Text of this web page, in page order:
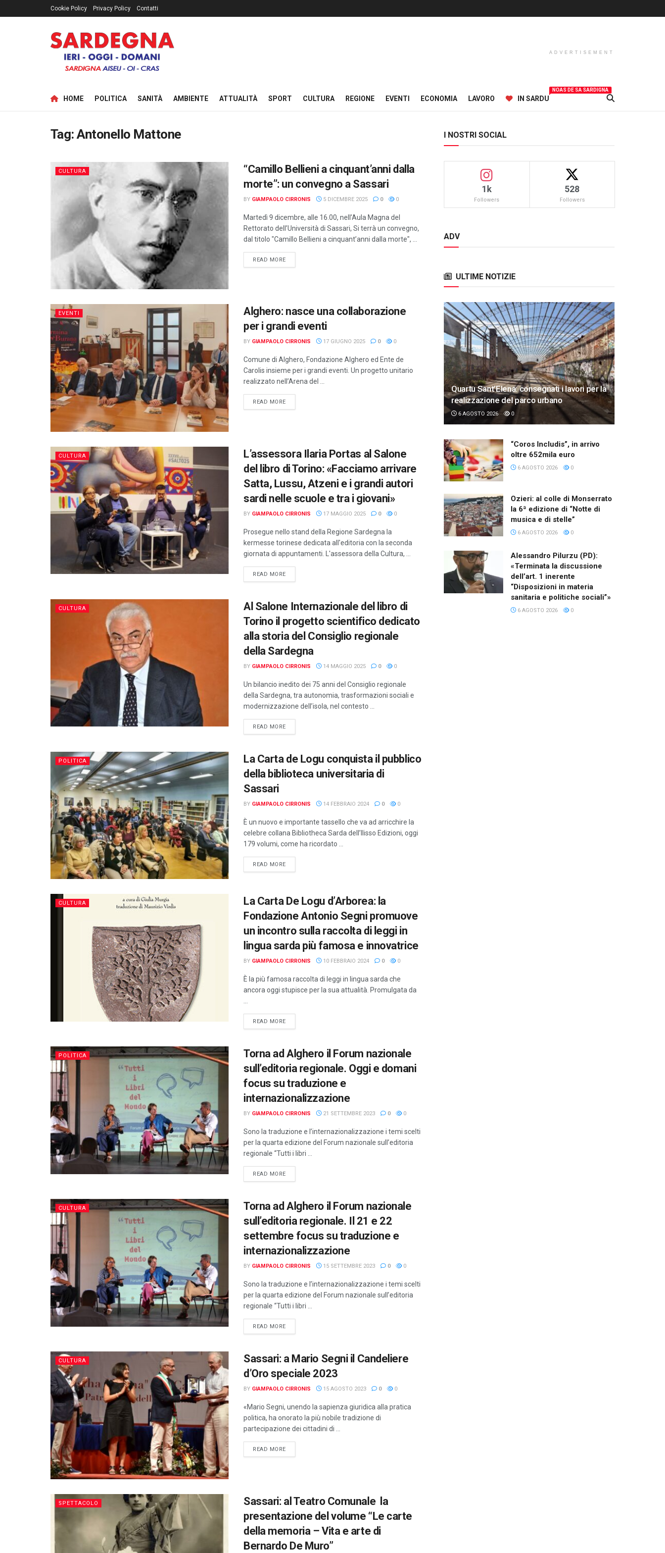
Cookie Policy Privacy Policy Contatti
ADVERTISEMENT
HOME POLITICA SANITÀ AMBIENTE ATTUALITÀ SPORT CULTURA REGIONE EVENTI ECONOMIA LAVORO IN SARDU
NOAS DE SA SARDIGNA
Tag:Antonello Mattone
CULTURA
“Camillo Bellieni a cinquant’anni dalla
morte”: un convegno a Sassari
BY GIAMPAOLO CIRRONIS 5 DICEMBRE 2025 0 0
Martedì 9 dicembre, alle 16.00, nell’Aula Magna del
Rettorato dell’Università di Sassari, Si terrà un convegno,
dal titolo "Camillo Bellieni a cinquant’anni dalla morte", ...
READ MOREDETAILS
EVENTI
Alghero: nasce una collaborazione
per i grandi eventi
BY GIAMPAOLO CIRRONIS 17 GIUGNO 2025 0 0
Comune di Alghero, Fondazione Alghero ed Ente de
Carolis insieme per i grandi eventi. Un progetto unitario
realizzato nell’Arena del ...
READ MOREDETAILS
CULTURA
L’assessora Ilaria Portas al Salone
del libro di Torino: «Facciamo arrivare
Satta, Lussu, Atzeni e i grandi autori
sardi nelle scuole e tra i giovani»
BY GIAMPAOLO CIRRONIS 17 MAGGIO 2025 0 0
Prosegue nello stand della Regione Sardegna la
kermesse torinese dedicata all'editoria con la seconda
giornata di appuntamenti. L'assessora della Cultura, ...
READ MOREDETAILS
CULTURA
Al Salone Internazionale del libro di
Torino il progetto scientifico dedicato
alla storia del Consiglio regionale
della Sardegna
BY GIAMPAOLO CIRRONIS 14 MAGGIO 2025 0 0
Un bilancio inedito dei 75 anni del Consiglio regionale
della Sardegna, tra autonomia, trasformazioni sociali e
modernizzazione dell’isola, nel contesto ...
READ MOREDETAILS
POLITICA
La Carta de Logu conquista il pubblico
della biblioteca universitaria di
Sassari
BY GIAMPAOLO CIRRONIS 14 FEBBRAIO 2024 0 0
È un nuovo e importante tassello che va ad arricchire la
celebre collana Bibliotheca Sarda dell’Ilisso Edizioni, oggi
179 volumi, come ha ricordato ...
READ MOREDETAILS
CULTURA
La Carta De Logu d’Arborea: la
Fondazione Antonio Segni promuove
un incontro sulla raccolta di leggi in
lingua sarda più famosa e innovatrice
BY GIAMPAOLO CIRRONIS 10 FEBBRAIO 2024 0 0
È la più famosa raccolta di leggi in lingua sarda che
ancora oggi stupisce per la sua attualità. Promulgata da
READ MOREDETAILS
POLITICA
Torna ad Alghero il Forum nazionale
sull’editoria regionale. Oggi e domani
focus su traduzione e
internazionalizzazione
BY GIAMPAOLO CIRRONIS 21 SETTEMBRE 2023 0 0
Sono la traduzione e l’internazionalizzazione i temi scelti
per la quarta edizione del Forum nazionale sull’editoria
regionale “Tutti i libri ...
READ MOREDETAILS
CULTURA
Torna ad Alghero il Forum nazionale
sull’editoria regionale. Il 21 e 22
settembre focus su traduzione e
internazionalizzazione
BY GIAMPAOLO CIRRONIS 15 SETTEMBRE 2023 0 0
Sono la traduzione e l’internazionalizzazione i temi scelti
per la quarta edizione del Forum nazionale sull’editoria
regionale “Tutti i libri ...
READ MOREDETAILS
CULTURA
Sassari: a Mario Segni il Candeliere
d’Oro speciale 2023
BY GIAMPAOLO CIRRONIS 15 AGOSTO 2023 0 0
«Mario Segni, unendo la sapienza giuridica alla pratica
politica, ha onorato la più nobile tradizione di
partecipazione dei cittadini di ...
READ MOREDETAILS
SPETTACOLO
Sassari: al Teatro Comunale la
presentazione del volume “Le carte
della memoria – Vita e arte di
Bernardo De Muro”
I NOSTRI SOCIAL
1k
Followers
528
Followers
ADV
ULTIME NOTIZIE
Quartu Sant’Elena: consegnati i lavori per la
realizzazione del parco urbano
6 AGOSTO 2026 0
“Coros Includis”, in arrivo
oltre 652mila euro
6 AGOSTO 2026 0
Ozieri: al colle di Monserrato
la 6ª edizione di “Notte di
musica e di stelle”
6 AGOSTO 2026 0
Alessandro Pilurzu (PD):
«Terminata la discussione
dell’art. 1 inerente
“Disposizioni in materia
sanitaria e politiche sociali”»
6 AGOSTO 2026 0